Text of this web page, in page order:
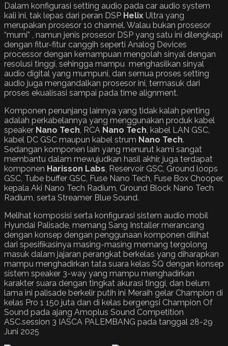
Dalam konfigurasi setting audio pada car audio system
kali ini, tak lepas dari peran DSP Helix Ultra yang
merupakan prosesor 10 channel. Walau bukan prosesor
“murni” , namun jenis prosesor DSP yang satu ini dilengkapi
dengan fitur-fitur canggih seperti Analog Devices
processor dengan kemampuan mengolah sinyal dengan
resolusi tinggi, sehingga mampu menghasilkan sinyal
audio digital yang mumpuni, dan semua proses setting
audio juga mengandalkan prosesor ini, termasuk dari
proses ekualisasi sampai pada time alignment.
Komponen penunjang lainnya yang tidak kalah penting
adalah perkabelannya yang menggunakan produk kabel
speaker Nano Tech , RCA Nano Tech , kabel LAN GSC,
kabel DC GSC maupun kabel strum Nano Tech.
Sedangan komponen lain yang menurut kami sangat
membantu dalam mewujudkan hasil akhir, juga terdapat
komponen Harisson Labs , Reservoir GSC, Ground loops
GSC, Tube buffer GSC, Fuse Nano Tech, Fuse Box Chooper,
kepala Aki Nano Tech Radium, Ground Block Nano Tech
Radium, serta Streamer Blue Sound.
Melihat komposisi serta konfigurasi sistem audio mobil
Hyundai Palisade, memang Sang Installer merancang
dengan konsep dengan penggunaan komponen dilihat
dari spesifikasinya masing-masing memang tergolong
masuk dalam jajaran perangkat berkelas yang diharapkan
mampu menghadirkan tata suara kelas SQ dengan konsep
sistem speaker 3-way yang mampu menghadirkan
karakter suara dengan tingkat akurasi tinggi, dan belum
lama ini palisade berkelir putih ini Meraih gelar Champion di
kelas Pro 1 150 juta dan di kelas bergengsi Champion Of
Sound pada ajang Amoplus Sound Competition
ASC.session 3 IASCA PALEMBANG pada tanggal 28-29
Juni 2025